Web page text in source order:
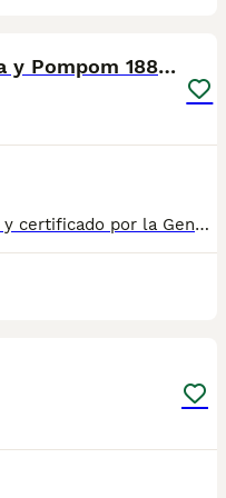
Pomerania Macho de Grana y Pompom 1881 AQUANATURA
✅ Somos un criadero autorizado y certificado por la Generalitat de Catalunya bajo el número de Núcleo Zoológico G25/00314. PARA MÁS INFORMACIÓN: ☎️ 933095977 📱 685878504 / 674320847 💻 Más fotos y vídeos en nuestra web www.aquanatura.es 🚙 Hacemos envíos 📌 Calle Roger de Flor 45, muy cerca del Arc de Triomf de Barcelona, de Lunes a Sábados. Se entregan con sus vacunas, desparasitados interna y externamente, con microchip y su registro, cartilla sanitaria y contrato de garantías, documentación legal y factura. AQUANATURA